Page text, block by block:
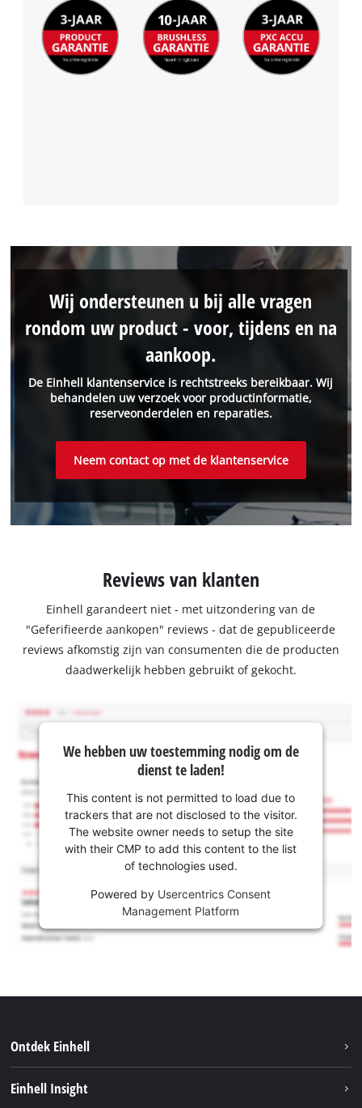
De Einhell klantenservice is rechtstreeks bereikbaar. Wij
behandelen uw verzoek voor productinformatie,
reserveonderdelen en reparaties.
Wij ondersteunen u bij alle vragen
rondom uw product - voor, tijdens en na
aankoop.
Neem contact op met de klantenservice
Reviews van klanten
Einhell garandeert niet - met uitzondering van de
"Geferifieerde aankopen" reviews - dat de gepubliceerde
reviews afkomstig zijn van consumenten die de producten
daadwerkelijk hebben gebruikt of gekocht.
We hebben uw toestemming nodig om de
dienst te laden!
This content is not permitted to load due to
trackers that are not disclosed to the visitor.
The website owner needs to setup the site
with their CMP to add this content to the list
of technologies used.
Powered by Usercentrics Consent
Management Platform
Ontdek Einhell
Einhell Insight